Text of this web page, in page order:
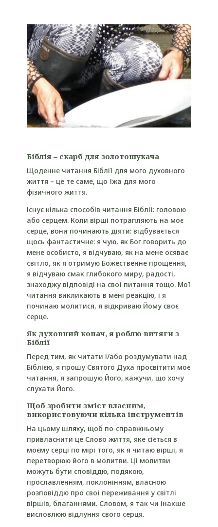
Біблія – скарб для золотошукача
Щоденне читання Біблії для мого духовного
життя – це те саме, що їжа для мого
фізичного життя.
Існує кілька способів читання Біблії: головою
або серцем. Коли вірші потрапляють на моє
серце, вони починають діяти: відбувається
щось фантастичне: я чую, як Бог говорить до
мене особисто, я відчуваю, як на мене осяває
світло, як я отримую Божественне прощення,
я відчуваю смак глибокого миру, радості,
знаходжу відповіді на свої питання тощо. Мої
читання викликають в мені реакцію, і я
починаю молитися, я відкриваю Йому своє
серце.
Як духовний копач, я роблю витяги з
Біблії
Перед тим, як читати і/або роздумувати над
Біблією, я прошу Святого Духа просвітити моє
читання, я запрошую Його, кажучи, що хочу
слухати Його.
Щоб зробити зміст власним,
використовуючи кілька інструментів
На цьому шляху, щоб по-справжньому
привласнити це Слово життя, яке сіється в
моєму серці по мірі того, як я читаю вірші, я
перетворюю його в молитви. Ці молитви
можуть бути сповіддю, подякою,
прославленням, поклонінням, власною
розповіддю про свої переживання у світлі
віршів, благаннями. Словом, я так чи інакше
висловлюю відлуння свого серця.